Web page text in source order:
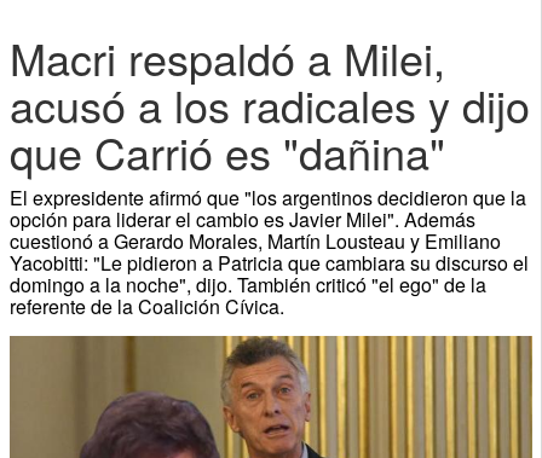
Macri respaldó a Milei,
acusó a los radicales y dijo
que Carrió es "dañina"
El expresidente afirmó que "los argentinos decidieron que la
opción para liderar el cambio es Javier Milei". Además
cuestionó a Gerardo Morales, Martín Lousteau y Emiliano
Yacobitti: "Le pidieron a Patricia que cambiara su discurso el
domingo a la noche", dijo. También criticó "el ego" de la
referente de la Coalición Cívica.